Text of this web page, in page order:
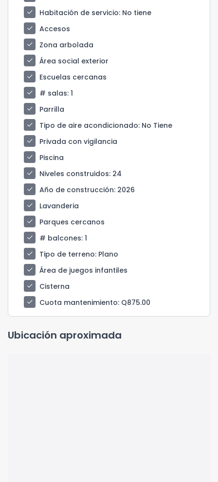
check
Habitación de servicio: No tiene
check
Accesos
check
Zona arbolada
check
Área social exterior
check
Escuelas cercanas
check
# salas: 1
check
Parrilla
check
Tipo de aire acondicionado: No Tiene
check
Privada con vigilancia
check
Piscina
check
Niveles construidos: 24
check
Año de construcción: 2026
check
Lavanderia
check
Parques cercanos
check
# balcones: 1
check
Tipo de terreno: Plano
check
Área de juegos infantiles
check
Cisterna
check
Cuota mantenimiento: Q875.00
Ubicación aproximada